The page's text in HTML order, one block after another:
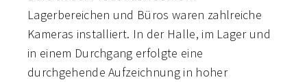
Lagerbereichen und Büros waren zahlreiche
Kameras installiert. In der Halle, im Lager und
in einem Durchgang erfolgte eine
durchgehende Aufzeichnung in hoher